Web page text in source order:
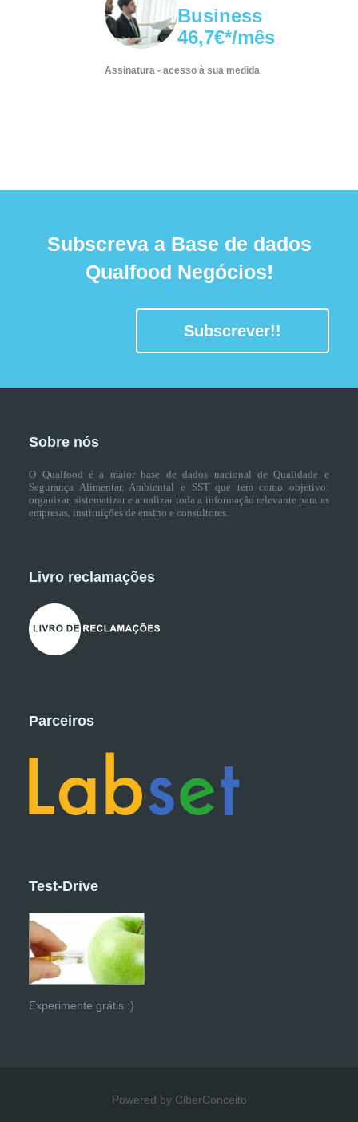
Business
46,7€*/mês
Assinatura - acesso à sua medida
Subscreva a Base de dados
Qualfood Negócios!
Subscrever!!
Sobre nós
O Qualfood é a maior base de dados nacional de Qualidade e
Segurança Alimentar, Ambiental e SST que tem como objetivo:
organizar, sistematizar e atualizar toda a informação relevante para as
empresas, instituições de ensino e consultores.
Livro reclamações
Parceiros
Test-Drive
Experimente grátis :)
Powered by CiberConceito